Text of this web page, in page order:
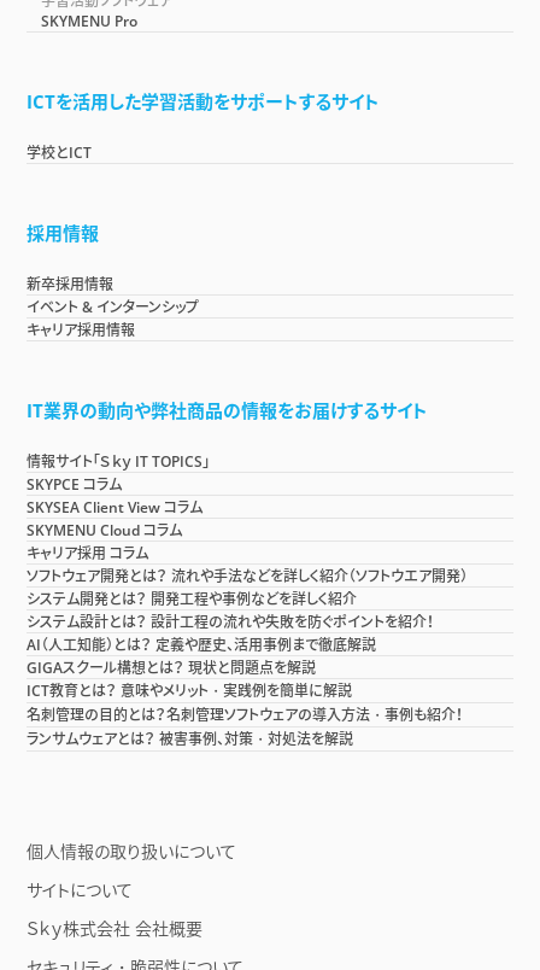
SKYMENU Pro
ICTを活用した学習活動をサポートするサイト
学校とICT
採用情報
新卒採用情報
イベント & インターンシップ
キャリア採用情報
IT業界の動向や弊社商品の情報をお届けするサイト
情報サイト「Ｓｋｙ IT TOPICS」
SKYPCE コラム
SKYSEA Client View コラム
SKYMENU Cloud コラム
キャリア採用 コラム
ソフトウェア開発とは？ 流れや手法などを詳しく紹介（ソフトウエア開発）
システム開発とは？ 開発工程や事例などを詳しく紹介
システム設計とは？ 設計工程の流れや失敗を防ぐポイントを紹介！
AI（人工知能）とは？ 定義や歴史、活用事例まで徹底解説
GIGAスクール構想とは？ 現状と問題点を解説
ICT教育とは？ 意味やメリット・実践例を簡単に解説
名刺管理の目的とは？名刺管理ソフトウェアの導入方法・事例も紹介！
ランサムウェアとは？ 被害事例、対策・対処法を解説
個人情報の取り扱いについて
サイトについて
Ｓｋｙ株式会社 会社概要